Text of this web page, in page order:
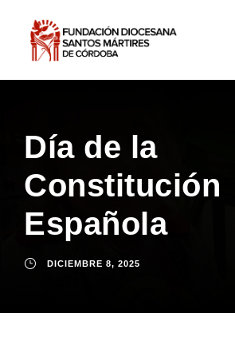
Día de la
Constitución
Española
DICIEMBRE 8, 2025